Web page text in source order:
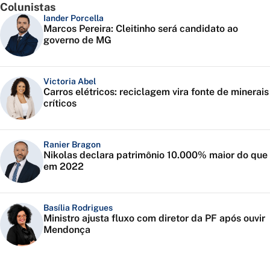
Colunistas
Iander Porcella
Marcos Pereira: Cleitinho será candidato ao
governo de MG
Victoria Abel
Carros elétricos: reciclagem vira fonte de minerais
críticos
Ranier Bragon
Nikolas declara patrimônio 10.000% maior do que
em 2022
Basília Rodrigues
Ministro ajusta fluxo com diretor da PF após ouvir
Mendonça